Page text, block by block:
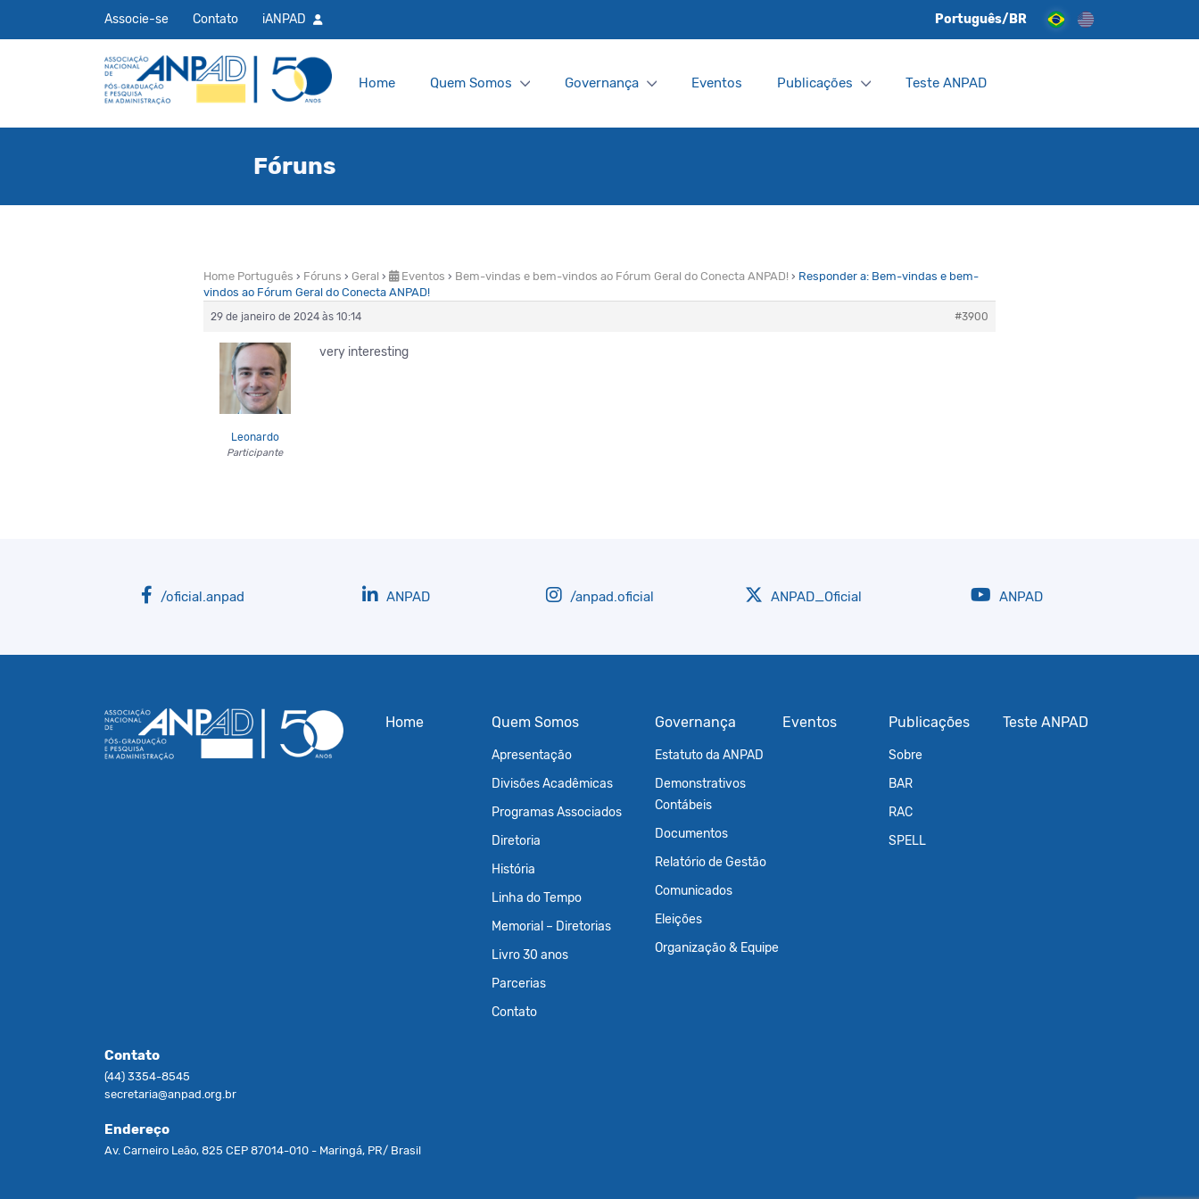
Associe-se Contato iANPAD Português/BR
Home Quem Somos Governança Eventos Publicações Teste ANPAD
Fóruns
Home Português › Fóruns › Geral › Eventos › Bem-vindas e bem-vindos ao Fórum Geral do Conecta ANPAD! › Responder a: Bem-vindas e bem-
vindos ao Fórum Geral do Conecta ANPAD!
29 de janeiro de 2024 às 10:14 #3900
Leonardo
Participante
very interesting
/oficial.anpad ANPAD /anpad.oficial ANPAD_Oficial ANPAD
Home Quem Somos
Apresentação
Divisões Acadêmicas
Programas Associados
Diretoria
História
Linha do Tempo
Memorial – Diretorias
Livro 30 anos
Parcerias
Contato
Governança
Estatuto da ANPAD
Demonstrativos
Contábeis
Documentos
Relatório de Gestão
Comunicados
Eleições
Organização & Equipe
Eventos Publicações
Sobre
BAR
RAC
SPELL
Teste ANPAD
Contato
(44) 3354-8545
secretaria@anpad.org.br
Endereço
Av. Carneiro Leão, 825 CEP 87014-010 - Maringá, PR/ Brasil